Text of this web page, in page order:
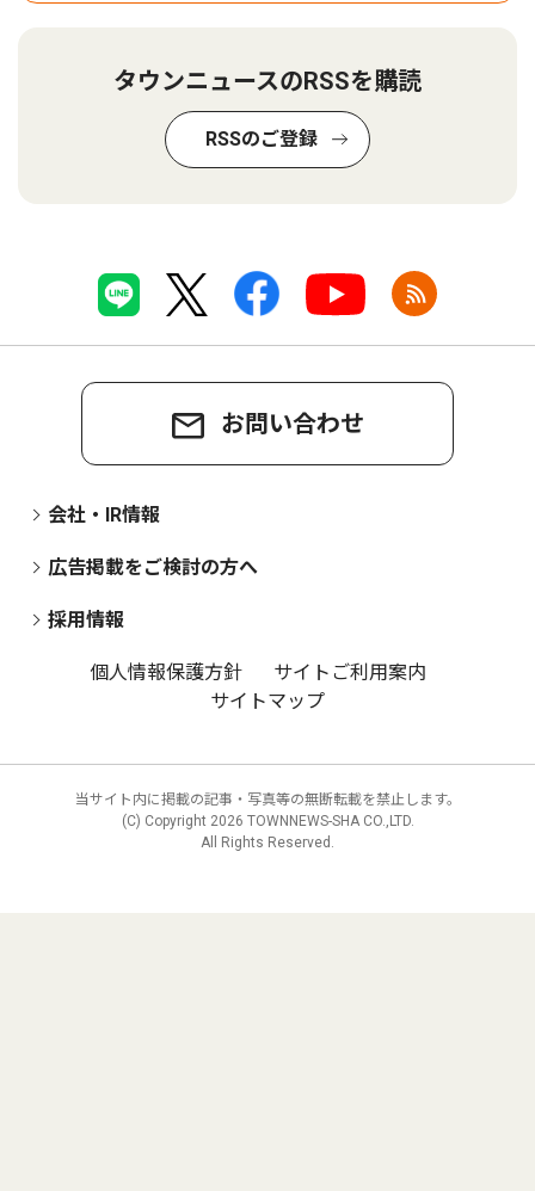
タウンニュースのRSSを購読
RSSのご登録
お問い合わせ
会社・IR情報
広告掲載をご検討の方へ
採用情報
個人情報保護方針
サイトご利用案内
サイトマップ
当サイト内に掲載の記事・写真等の無断転載を禁止します。
(C) Copyright 2026 TOWNNEWS-SHA CO.,LTD.
All Rights Reserved.